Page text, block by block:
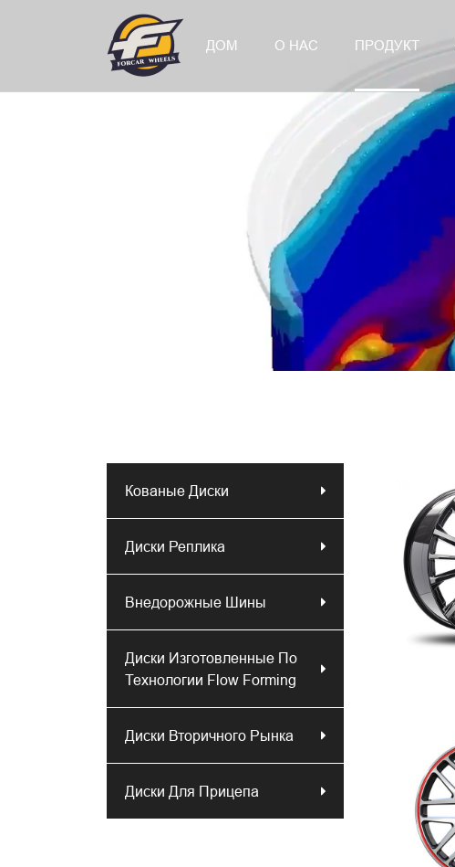
ДОМ О НАС ПРОДУКТ
Кованые Диски
Диски Реплика
Внедорожные Шины
Диски Изготовленные По
Технологии Flow Forming
Диски Вторичного Рынка
Диски Для Прицепа